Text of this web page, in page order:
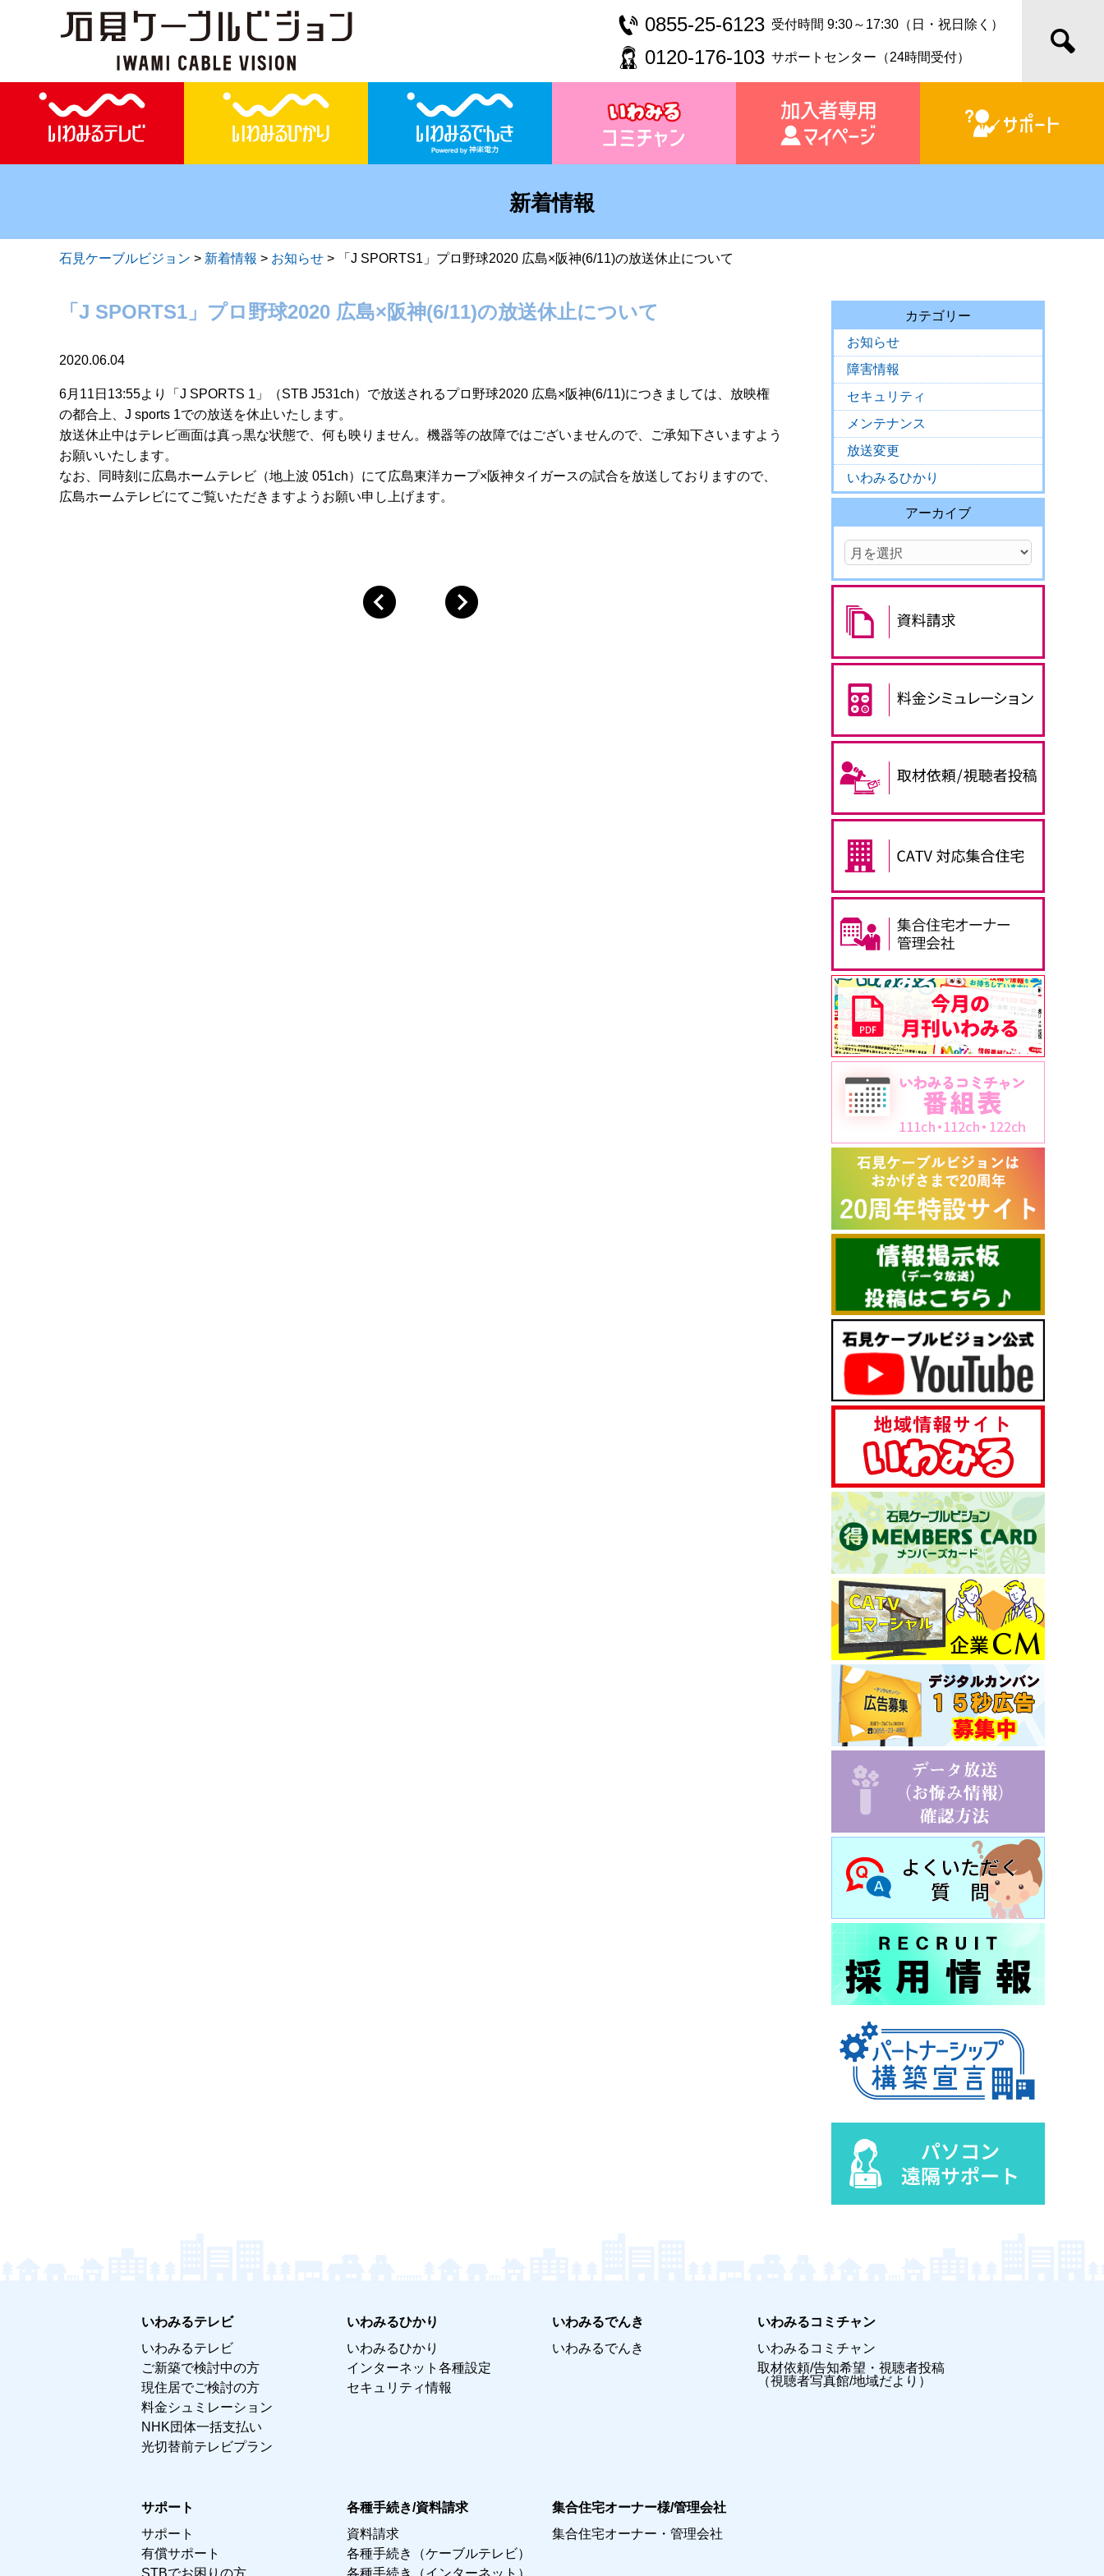
0855-25-6123 受付時間 9:30～17:30（日・祝日除く）
0120-176-103 サポートセンター（24時間受付）
新着情報
石見ケーブルビジョン > 新着情報 > お知らせ > 「J SPORTS1」プロ野球2020 広島×阪神(6/11)の放送休止について
「J SPORTS1」プロ野球2020 広島×阪神(6/11)の放送休止について
2020.06.04
6月11日13:55より「J SPORTS 1」（STB J531ch）で放送されるプロ野球2020 広島×阪神(6/11)につきましては、放映権
の都合上、J sports 1での放送を休止いたします。
放送休止中はテレビ画面は真っ黒な状態で、何も映りません。機器等の故障ではございませんので、ご承知下さいますよう
お願いいたします。
なお、同時刻に広島ホームテレビ（地上波 051ch）にて広島東洋カープ×阪神タイガースの試合を放送しておりますので、
広島ホームテレビにてご覧いただきますようお願い申し上げます。
カテゴリー
お知らせ
障害情報
セキュリティ
メンテナンス
放送変更
いわみるひかり
アーカイブ
いわみるテレビ
いわみるテレビ
ご新築で検討中の方
現住居でご検討の方
料金シュミレーション
NHK団体一括支払い
光切替前テレビプラン
いわみるひかり
いわみるひかり
インターネット各種設定
セキュリティ情報
いわみるでんき
いわみるでんき
いわみるコミチャン
いわみるコミチャン
取材依頼/告知希望・視聴者投稿
（視聴者写真館/地域だより）
サポート
サポート
有償サポート
STBでお困りの方
各種手続き/資料請求
資料請求
各種手続き（ケーブルテレビ）
各種手続き（インターネット）
集合住宅オーナー様/管理会社
集合住宅オーナー・管理会社